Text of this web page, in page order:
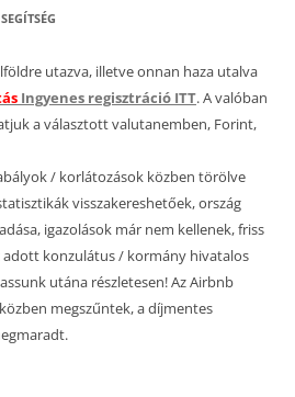
utazva, illetve onnan haza utalva
Ingyenes regisztráció ITT. A valóban
a választott valutanemben, Forint,
/ korlátozások közben törölve
visszakereshetőek, ország
igazolások már nem kellenek, friss
adott konzulátus / kormány hivatalos
utána részletesen! Az Airbnb
megszűntek, a díjmentes